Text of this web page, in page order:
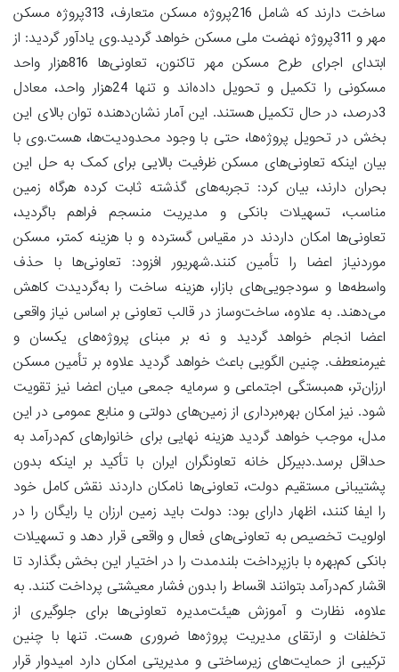
ساخت دارند که شامل 216پروژه مسکن متعارف، 313پروژه مسکن
مهر و 311پروژه نهضت ملی مسکن خواهد گردید.وی یادآور گردید: از
ابتدای اجرای طرح مسکن مهر تاکنون، تعاونی‌ها 816هزار واحد
مسکونی را تکمیل و تحویل داده‌اند و تنها 24هزار واحد، معادل
3درصد، در حال تکمیل هستند. این آمار نشان‌دهنده توان بالای این
بخش در تحویل پروژه‌ها، حتی با وجود محدودیت‌ها، هست.وی با
بیان اینکه تعاونی‌های مسکن ظرفیت بالایی برای کمک به حل این
بحران دارند، بیان کرد: تجربه‌های گذشته ثابت کرده هرگاه زمین
مناسب، تسهیلات بانکی و مدیریت منسجم فراهم باگردید،
تعاونی‌ها امکان داردند در مقیاس گسترده و با هزینه کمتر، مسکن
موردنیاز اعضا را تأمین کنند.شهریور افزود: تعاونی‌ها با حذف
واسطه‌ها و سودجویی‌های بازار، هزینه ساخت را به‌گردیدت کاهش
می‌دهند. به علاوه، ساخت‌وساز در قالب تعاونی بر اساس نیاز واقعی
اعضا انجام خواهد گردید و نه بر مبنای پروژه‌های یکسان و
غیرمنعطف. چنین الگویی باعث خواهد گردید علاوه بر تأمین مسکن
ارزان‌تر، همبستگی اجتماعی و سرمایه جمعی میان اعضا نیز تقویت
شود. نیز امکان بهره‌برداری از زمین‌های دولتی و منابع عمومی در این
مدل، موجب خواهد گردید هزینه نهایی برای خانوارهای کم‌درآمد به
حداقل برسد.دبیرکل خانه تعاونگران ایران با تأکید بر اینکه بدون
پشتیبانی مستقیم دولت، تعاونی‌ها نامکان داردند نقش کامل خود
را ایفا کنند، اظهار دارای بود: دولت باید زمین ارزان یا رایگان را در
اولویت تخصیص به تعاونی‌های فعال و واقعی قرار دهد و تسهیلات
بانکی کم‌بهره با بازپرداخت بلندمدت را در اختیار این بخش بگذارد تا
اقشار کم‌درآمد بتوانند اقساط را بدون فشار معیشتی پرداخت کنند. به
علاوه، نظارت و آموزش هیئت‌مدیره تعاونی‌ها برای جلوگیری از
تخلفات و ارتقای مدیریت پروژه‌ها ضروری هست. تنها با چنین
ترکیبی از حمایت‌های زیرساختی و مدیریتی امکان دارد امیدوار قرار